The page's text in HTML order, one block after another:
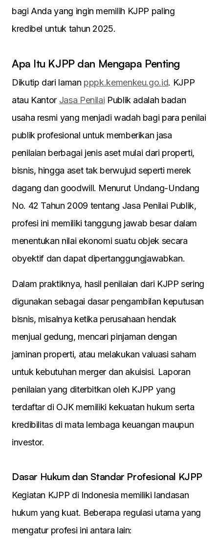
bagi Anda yang ingin memilih KJPP paling
kredibel untuk tahun 2025.
Apa Itu KJPP dan Mengapa Penting
Dikutip dari laman pppk.kemenkeu.go.id. KJPP
atau Kantor Jasa Penilai Publik adalah badan
usaha resmi yang menjadi wadah bagi para penilai
publik profesional untuk memberikan jasa
penilaian berbagai jenis aset mulai dari properti,
bisnis, hingga aset tak berwujud seperti merek
dagang dan goodwill. Menurut Undang-Undang
No. 42 Tahun 2009 tentang Jasa Penilai Publik,
profesi ini memiliki tanggung jawab besar dalam
menentukan nilai ekonomi suatu objek secara
obyektif dan dapat dipertanggungjawabkan.
Dalam praktiknya, hasil penilaian dari KJPP sering
digunakan sebagai dasar pengambilan keputusan
bisnis, misalnya ketika perusahaan hendak
menjual gedung, mencari pinjaman dengan
jaminan properti, atau melakukan valuasi saham
untuk kebutuhan merger dan akuisisi. Laporan
penilaian yang diterbitkan oleh KJPP yang
terdaftar di OJK memiliki kekuatan hukum serta
kredibilitas di mata lembaga keuangan maupun
investor.
Dasar Hukum dan Standar Profesional KJPP
Kegiatan KJPP di Indonesia memiliki landasan
hukum yang kuat. Beberapa regulasi utama yang
mengatur profesi ini antara lain: